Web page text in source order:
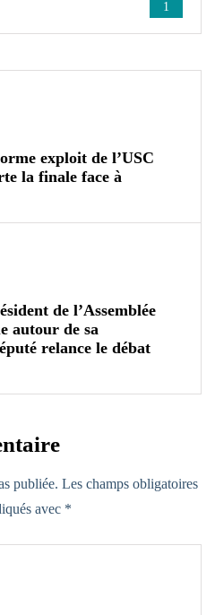
1
exploit de l’USC
la finale face à
de l’Assemblée
autour de sa
relance le débat
publiée. Les champs obligatoires
avec *